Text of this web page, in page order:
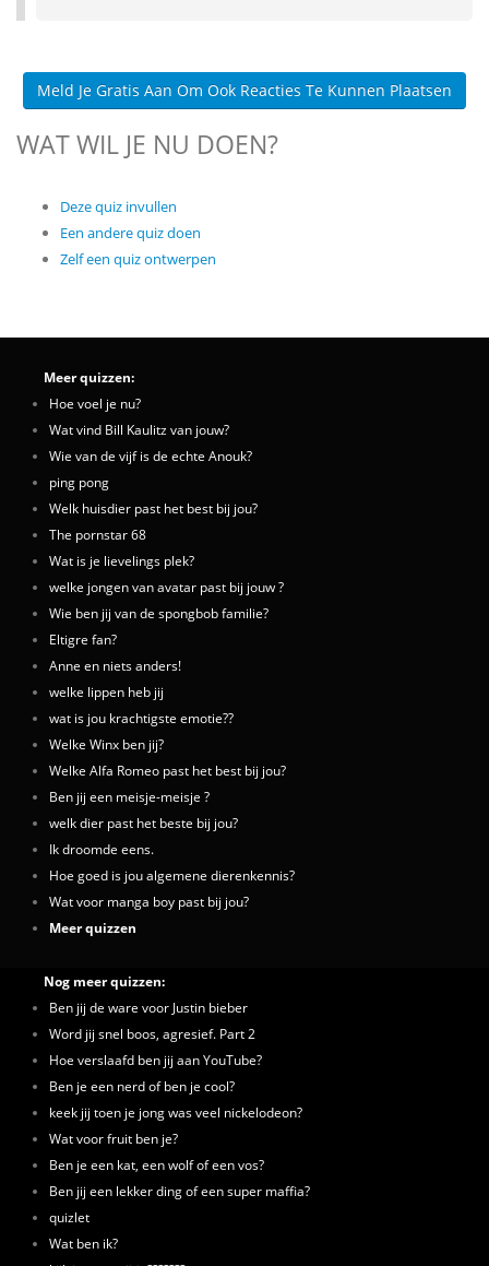
Meld Je Gratis Aan Om Ook Reacties Te Kunnen Plaatsen
WAT WIL JE NU DOEN?
Deze quiz invullen
Een andere quiz doen
Zelf een quiz ontwerpen
Meer quizzen:
Hoe voel je nu?
Wat vind Bill Kaulitz van jouw?
Wie van de vijf is de echte Anouk?
ping pong
Welk huisdier past het best bij jou?
The pornstar 68
Wat is je lievelings plek?
welke jongen van avatar past bij jouw ?
Wie ben jij van de spongbob familie?
Eltigre fan?
Anne en niets anders!
welke lippen heb jij
wat is jou krachtigste emotie??
Welke Winx ben jij?
Welke Alfa Romeo past het best bij jou?
Ben jij een meisje-meisje ?
welk dier past het beste bij jou?
Ik droomde eens.
Hoe goed is jou algemene dierenkennis?
Wat voor manga boy past bij jou?
Meer quizzen
Nog meer quizzen:
Ben jij de ware voor Justin bieber
Word jij snel boos, agresief. Part 2
Hoe verslaafd ben jij aan YouTube?
Ben je een nerd of ben je cool?
keek jij toen je jong was veel nickelodeon?
Wat voor fruit ben je?
Ben je een kat, een wolf of een vos?
Ben jij een lekker ding of een super maffia?
quizlet
Wat ben ik?